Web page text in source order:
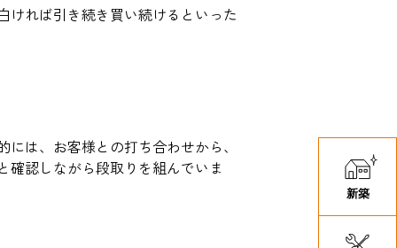
ければ引き続き買い続けるといった
は、お客様との打ち合わせから、
認しながら段取りを組んでいま